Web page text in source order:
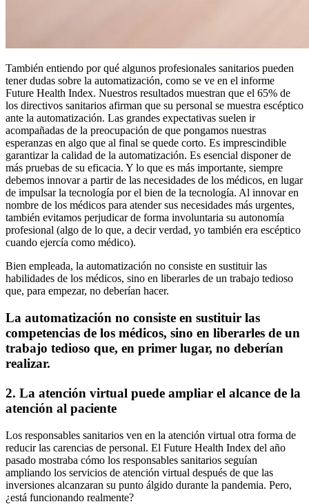
También entiendo por qué algunos profesionales sanitarios pueden
tener dudas sobre la automatización, como se ve en el informe
Future Health Index. Nuestros resultados muestran que el 65% de
los directivos sanitarios afirman que su personal se muestra escéptico
ante la automatización. Las grandes expectativas suelen ir
acompañadas de la preocupación de que pongamos nuestras
esperanzas en algo que al final se quede corto. Es imprescindible
garantizar la calidad de la automatización. Es esencial disponer de
más pruebas de su eficacia. Y lo que es más importante, siempre
debemos innovar a partir de las necesidades de los médicos, en lugar
de impulsar la tecnología por el bien de la tecnología. Al innovar en
nombre de los médicos para atender sus necesidades más urgentes,
también evitamos perjudicar de forma involuntaria su autonomía
profesional (algo de lo que, a decir verdad, yo también era escéptico
cuando ejercía como médico).
Bien empleada, la automatización no consiste en sustituir las
habilidades de los médicos, sino en liberarles de un trabajo tedioso
que, para empezar, no deberían hacer.
La automatización no consiste en sustituir las
competencias de los médicos, sino en liberarles de un
trabajo tedioso que, en primer lugar, no deberían
realizar.
2. La atención virtual puede ampliar el alcance de la
atención al paciente
Los responsables sanitarios ven en la atención virtual otra forma de
reducir las carencias de personal. El Future Health Index del año
pasado mostraba cómo los responsables sanitarios seguían
ampliando los servicios de atención virtual después de que las
inversiones alcanzaran su punto álgido durante la pandemia. Pero,
¿está funcionando realmente?